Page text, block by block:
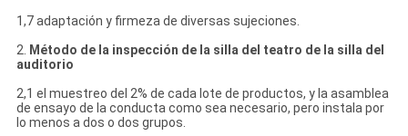
1,7 adaptación y firmeza de diversas sujeciones.
2.
Método de la inspección de la silla del teatro de la silla del
auditorio
2,1 el muestreo del 2% de cada lote de productos, y la asamblea
de ensayo de la conducta como sea necesario, pero instala por
lo menos a dos o dos grupos.